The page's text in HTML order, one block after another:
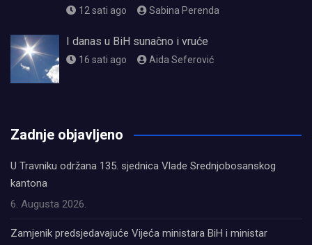
12 sati ago Sabina Perenda
I danas u BiH sunačno i vruće
16 sati ago Aida Seferović
Zadnje objavljeno
U Travniku održana 135. sjednica Vlade Srednjobosanskog
kantona
6. Augusta 2026.
Zamjenik predsjedavajuće Vijeća ministara BiH i ministar